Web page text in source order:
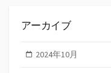
アーカイブ
2024年10月